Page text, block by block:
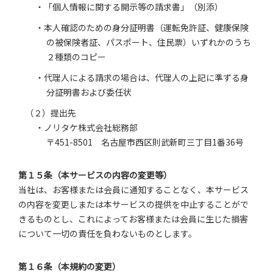
・「個人情報に関する開示等の請求書」（別添）
・本人確認のための身分証明書（運転免許証、健康保険
の被保険者証、パスポート、住民票）いずれかのうち
２種類のコピー
・代理人による請求の場合は、代理人の上記に準ずる身
分証明書および委任状
（２）提出先
・ノリタケ株式会社総務部
〒451-8501 名古屋市西区則武新町三丁目1番36号
第１５条（本サービスの内容の変更等）
当社は、お客様または会員に通知することなく、本サービス
の内容を変更しまたは本サービスの提供を中止することがで
きるものとし、これによってお客様または会員に生じた損害
について一切の責任を負わないものとします。
第１６条（本規約の変更）